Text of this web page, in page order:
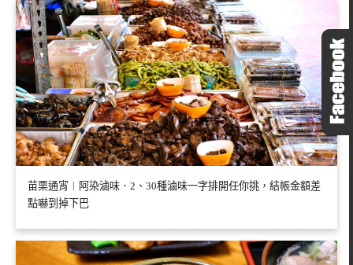
苗栗通宵︱阿染滷味．2、30種滷味一字排開任你挑，結帳金額差
點嚇到掉下巴